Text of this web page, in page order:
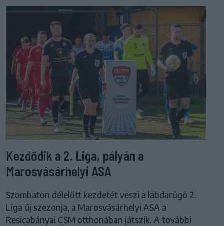
Kezdődik a 2. Liga, pályán a
Marosvásárhelyi ASA
Szombaton délelőtt kezdetét veszi a labdarúgó 2.
Liga új szezonja, a Marosvásárhelyi ASA a
Resicabányai CSM otthonában játszik. A további